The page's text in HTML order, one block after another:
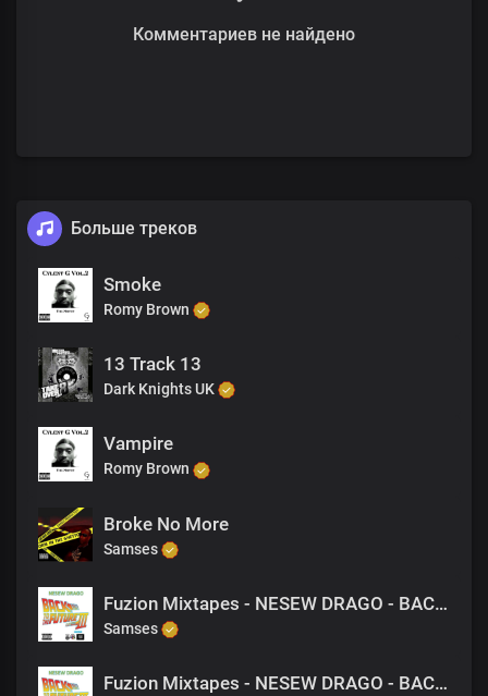
Комментариев не найдено
Больше треков
Smoke
Romy Brown
13 Track 13
Dark Knights UK
Vampire
Romy Brown
Broke No More
Samses
Fuzion Mixtapes - NESEW DRAGO - BACK TO THE FUTURE 3 - 17 BRING YOURSELF TO ME (PRODUCED BY M-EL-C)
Samses
Fuzion Mixtapes - NESEW DRAGO - BACK TO THE FUTURE 3 - 34 YOUNG THUGS